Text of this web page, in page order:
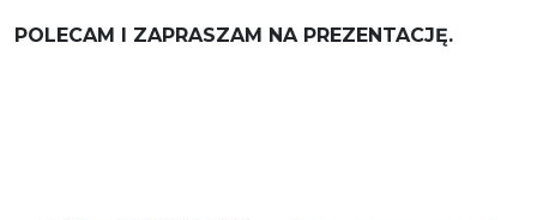
POLECAM I ZAPRASZAM NA PREZENTACJĘ.